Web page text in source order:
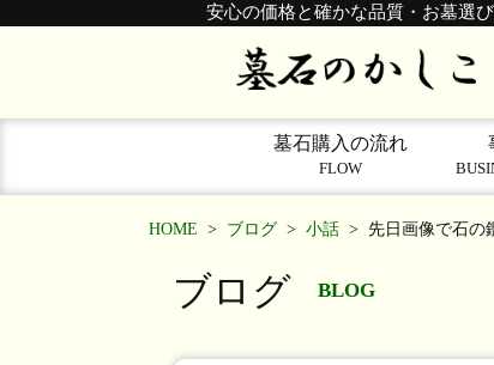
安心の価格と確かな品質・お墓選
墓石購入の流れ
FLOW
HOME > ブログ > 小話 > 先日画像で石の
ブログ BLOG